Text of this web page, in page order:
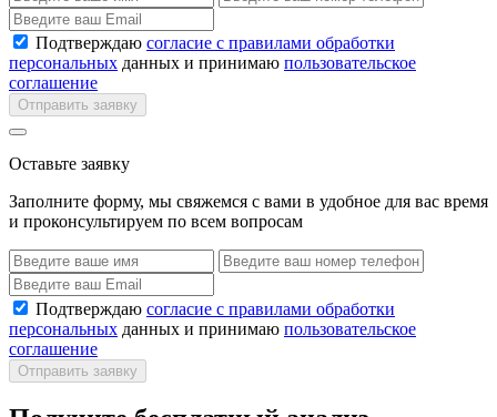
Подтверждаю согласие с правилами обработки
персональных данных и принимаю пользовательское
соглашение
Отправить заявку
Оставьте заявку
Заполните форму, мы свяжемся с вами в удобное для вас время
и проконсультируем по всем вопросам
Подтверждаю согласие с правилами обработки
персональных данных и принимаю пользовательское
соглашение
Отправить заявку